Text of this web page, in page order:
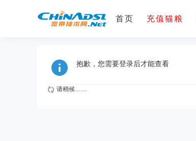
首页 充值猫粮
抱歉，您需要登录后才能查看
请稍候……